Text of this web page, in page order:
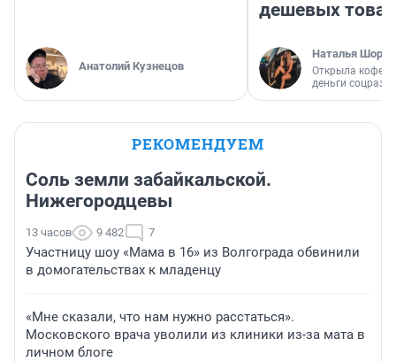
Анатолий Кузнецов
дешевых
Наталья
Открыла
деньги
РЕКОМЕНДУЕМ
Соль земли забайкальской.
Нижегородцевы
13 часов 9 482 7
Участницу шоу «Мама в 16» из Волгограда обвинили
в домогательствах к младенцу
«Мне сказали, что нам нужно расстаться».
Московского врача уволили из клиники из-за мата в
личном блоге